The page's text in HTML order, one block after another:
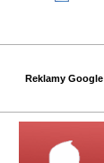
Reklamy Google